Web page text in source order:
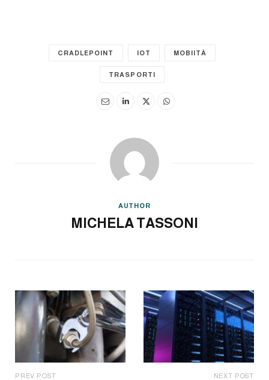
CRADLEPOINT IOT MOBIITÀ
TRASPORTI
AUTHOR
MICHELA TASSONI
PREV POST NEXT POST